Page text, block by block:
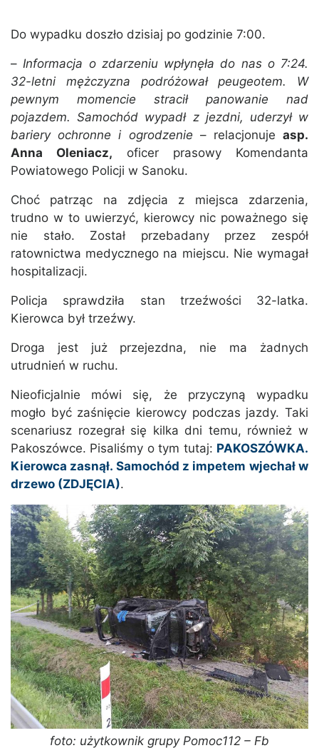
Do wypadku doszło dzisiaj po godzinie 7:00.
–Informacja o zdarzeniu wpłynęła do nas o 7:24.
32-letni mężczyzna podróżował peugeotem. W
pewnym momencie stracił panowanie nad
pojazdem. Samochód wypadł z jezdni, uderzył w
bariery ochronne i ogrodzenie – relacjonuje asp.
Anna Oleniacz, oficer prasowy Komendanta
Powiatowego Policji w Sanoku.
Choć patrząc na zdjęcia z miejsca zdarzenia,
trudno w to uwierzyć, kierowcy nic poważnego się
nie stało. Został przebadany przez zespół
ratownictwa medycznego na miejscu. Nie wymagał
hospitalizacji.
Policja sprawdziła stan trzeźwości 32-latka.
Kierowca był trzeźwy.
Droga jest już przejezdna, nie ma żadnych
utrudnień w ruchu.
Nieoficjalnie mówi się, że przyczyną wypadku
mogło być zaśnięcie kierowcy podczas jazdy. Taki
scenariusz rozegrał się kilka dni temu, również w
Pakoszówce. Pisaliśmy o tym tutaj: PAKOSZÓWKA.
Kierowca zasnął. Samochód z impetem wjechał w
drzewo (ZDJĘCIA).
foto: użytkownik grupy Pomoc112 – Fb